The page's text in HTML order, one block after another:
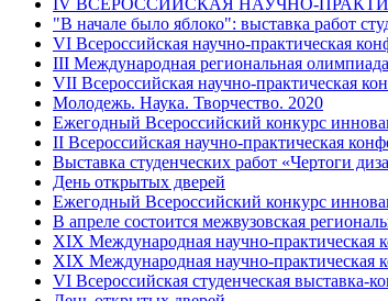
"В начале было яблоко": выставка работ
VI Всероссийская научно-практическая
III Международная региональная
VII Всероссийская научно-практическая
Молодежь. Наука. Творчество. 2020
Ежегодный Всероссийский конкурс
II Всероссийская научно-практическая
Выставка студенческих работ «Чертоги
День открытых дверей
Ежегодный Всероссийский конкурс
В апреле состоится межвузовская
XIX Международная научно-практическая
XIX Международная научно-практическая
VI Всероссийская студенческая выставка-